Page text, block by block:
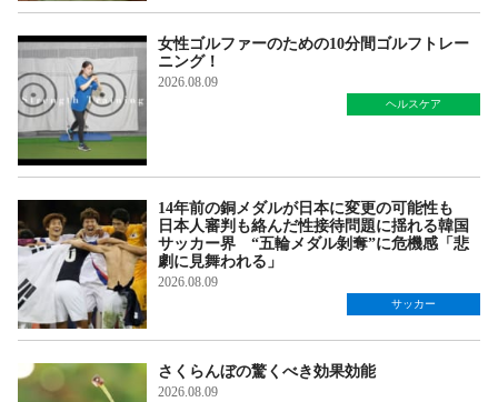
女性ゴルファーのための10分間ゴルフトレー
ニング！
2026.08.09
ヘルスケア
14年前の銅メダルが日本に変更の可能性も
日本人審判も絡んだ性接待問題に揺れる韓国
サッカー界 “五輪メダル剝奪”に危機感「悲
劇に見舞われる」
2026.08.09
サッカー
さくらんぼの驚くべき効果効能
2026.08.09